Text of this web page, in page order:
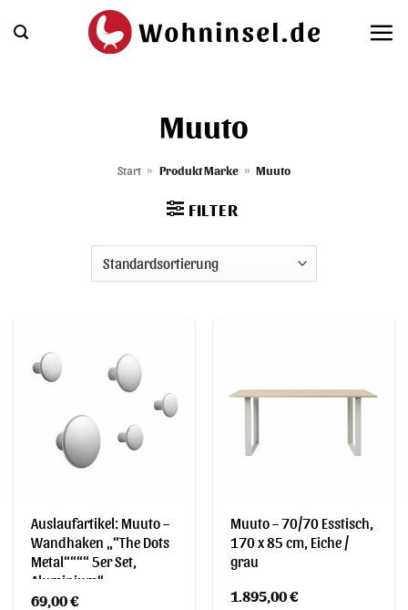
Inhalt
Muuto
Start » Produkt Marke » Muuto
FILTER
Auslaufartikel: Muuto –
Wandhaken „“The Dots
Metal““““ 5er Set,
Aluminium“
69,00€
Muuto – 70/70 Esstisch,
170 x 85 cm, Eiche /
grau
1.895,00€